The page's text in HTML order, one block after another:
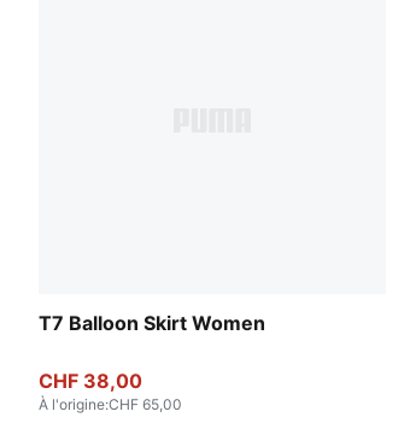
T7 Balloon Skirt Women
CHF 38,00
À l'origine:CHF 65,00